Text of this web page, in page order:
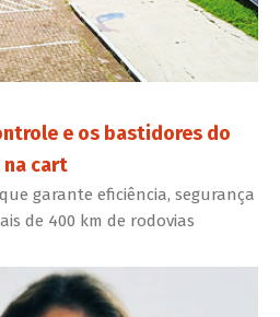
e os bastidores do
na cart
garante eficiência, segurança
de 400 km de rodovias